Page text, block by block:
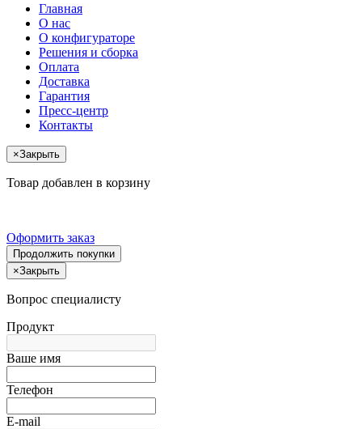
Главная
О нас
О конфигураторе
Решения и сборка
Оплата
Доставка
Гарантия
Пресс-центр
Контакты
×Закрыть
Товар добавлен в корзину
Оформить заказ
Продолжить покупки
×Закрыть
Вопрос специалисту
Продукт
Ваше имя
Телефон
E-mail